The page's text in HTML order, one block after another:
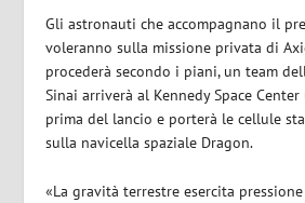
Gli astronauti che accompagnano il
voleranno sulla missione privata di
procederà secondo i piani, un team
Sinai arriverà al Kennedy Space
prima del lancio e porterà le cellule
sulla navicella spaziale Dragon.
«La gravità terrestre esercita